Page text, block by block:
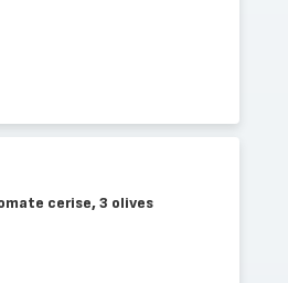
cerise, 3 olives